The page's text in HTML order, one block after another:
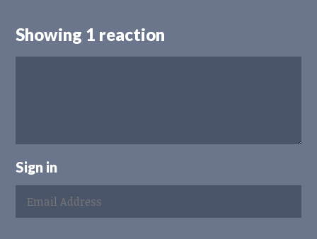
Showing 1 reaction
Sign in